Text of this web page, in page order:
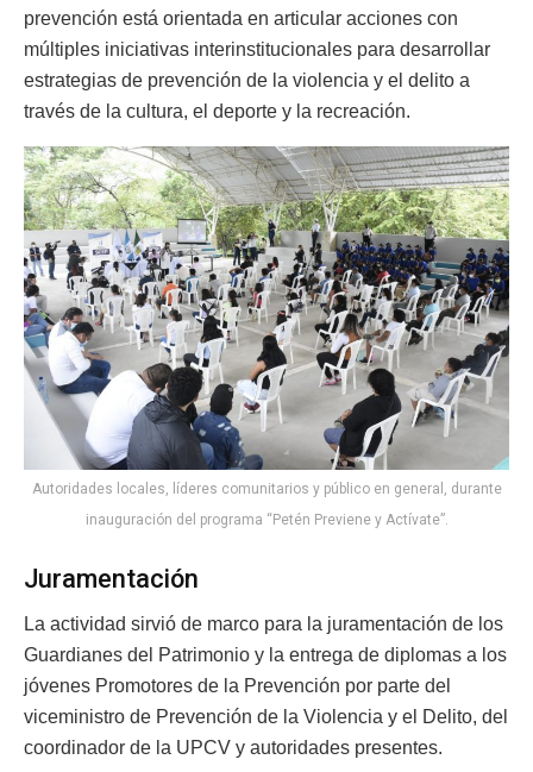
prevención está orientada en articular acciones con
múltiples iniciativas interinstitucionales para desarrollar
estrategias de prevención de la violencia y el delito a
través de la cultura, el deporte y la recreación.
Autoridades locales, líderes comunitarios y público en general, durante
inauguración del programa “Petén Previene y Actívate”.
Juramentación
La actividad sirvió de marco para la juramentación de los
Guardianes del Patrimonio y la entrega de diplomas a los
jóvenes Promotores de la Prevención por parte del
viceministro de Prevención de la Violencia y el Delito, del
coordinador de la UPCV y autoridades presentes.